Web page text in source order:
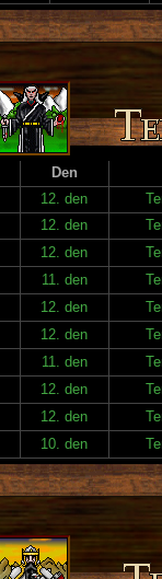
Den
12. den
12. den
12. den
11. den
12. den
12. den
11. den
12. den
12. den
10. den